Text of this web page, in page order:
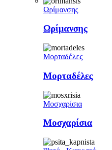
Ωρίμανσης
Ωρίμανσης
Μορταδέλες
Μορταδέλες
Μοσχαρίσια
Μοσχαρίσια